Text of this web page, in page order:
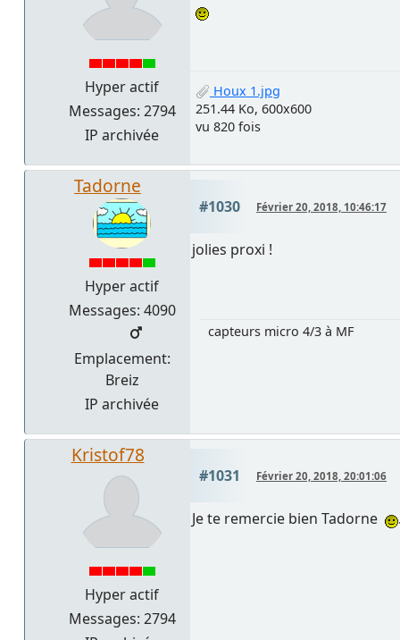
Hyper actif
Messages: 2794
IP archivée
Houx 1.jpg
251.44 Ko, 600x600
vu 820 fois
Tadorne
Hyper actif
Messages: 4090
Emplacement:
Breiz
IP archivée
#1030 Février 20, 2018, 10:46:17
jolies proxi !
capteurs micro 4/3 à MF
Kristof78
Hyper actif
Messages: 2794
#1031 Février 20, 2018, 20:01:06
Je te remercie bien Tadorne